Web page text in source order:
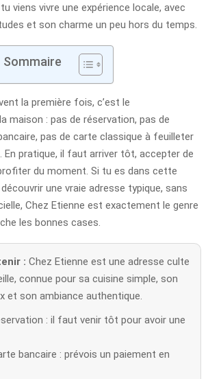
viens vivre une expérience locale, avec
et son charme un peu hors du temps.
Sommaire
la première fois, c’est le
maison : pas de réservation, pas de
pas de carte classique à feuilleter
En pratique, il faut arriver tôt, accepter de
du moment. Si tu es dans cette
une vraie adresse typique, sans
Chez Etienne est exactement le genre
les bonnes cases.
: Chez Etienne est une adresse culte
connue pour sa cuisine simple, son
et son ambiance authentique.
: il faut venir tôt pour avoir une
bancaire : prévois un paiement en